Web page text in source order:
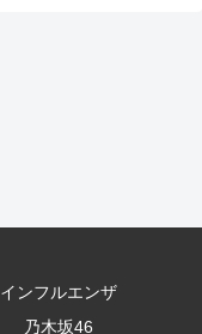
インフルエンザ
乃木坂46